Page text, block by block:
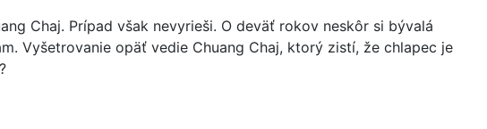
Chaj. Prípad však nevyrieši. O deväť rokov neskôr si bývalá
Vyšetrovanie opäť vedie Chuang Chaj, ktorý zistí, že chlapec je